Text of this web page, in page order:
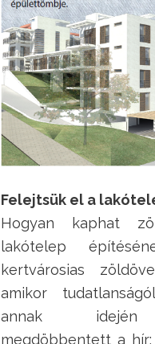
Felejtsük el a
Hogyan kaphat
lakótelep
kertvárosias
amikor
annak idején
megdöbbentett a